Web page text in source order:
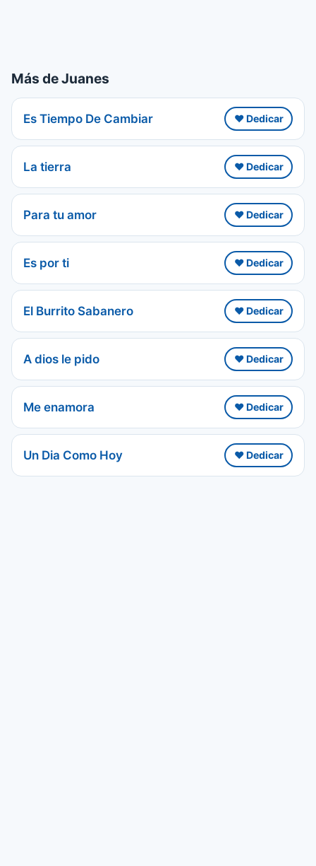
Más de Juanes
Es Tiempo De Cambiar ❤️ Dedicar
La tierra ❤️ Dedicar
Para tu amor ❤️ Dedicar
Es por ti ❤️ Dedicar
El Burrito Sabanero ❤️ Dedicar
A dios le pido ❤️ Dedicar
Me enamora ❤️ Dedicar
Un Dia Como Hoy ❤️ Dedicar